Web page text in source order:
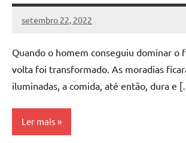
setembro 22, 2022
DafoBrasil
Nenhum
Quando o homem conseguiu dominar o
volta foi transformado. As moradias
iluminadas, a comida, até então, dura e
Ler mais